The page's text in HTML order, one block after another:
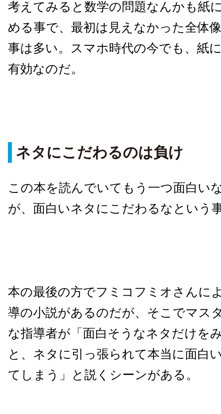
考えてみると数学の問題なんかも紙
める事で、最初は見えなかった全体
事は多い。スマホ時代の今でも、紙
有効なのだ。
ネタにこだわるのは負け
この本を読んでいてもう一つ面白い
が、面白いネタにこだわるなという
本の最後の方でフミコフミオさんに
導の小説があるのだが、そこでマス
な指導者が「面白そうなネタだけを
と、ネタに引っ張られて本当に面白
てしまう」と説くシーンがある。